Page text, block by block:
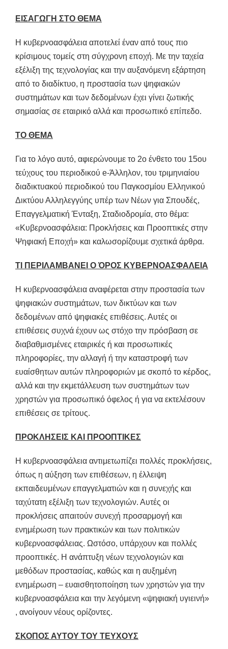
ΕΙΣΑΓΩΓΗ ΣΤΟ ΘΕΜΑ
Η κυβερνοασφάλεια αποτελεί έναν από τους πιο
κρίσιμους τομείς στη σύγχρονη εποχή. Με την ταχεία
εξέλιξη της τεχνολογίας και την αυξανόμενη εξάρτηση
από το διαδίκτυο, η προστασία των ψηφιακών
συστημάτων και των δεδομένων έχει γίνει ζωτικής
σημασίας σε εταιρικό αλλά και προσωπικό επίπεδο.
ΤΟ ΘΕΜΑ
Για το λόγο αυτό, αφιερώνουμε το 2ο ένθετο του 15ου
τεύχους του περιοδικού e-Άλληλον, του τριμηνιαίου
διαδικτυακού περιοδικού του Παγκοσμίου Ελληνικού
Δικτύου Αλληλεγγύης υπέρ των Νέων για Σπουδές,
Επαγγελματική Ένταξη, Σταδιοδρομία, στο θέμα:
«Κυβερνοασφάλεια: Προκλήσεις και Προοπτικές στην
Ψηφιακή Εποχή» και καλωσορίζουμε σχετικά άρθρα.
ΤΙ ΠΕΡΙΛΑΜΒΑΝΕΙ Ο ΌΡΟΣ ΚΥΒΕΡΝΟΑΣΦΑΛΕΙΑ
Η κυβερνοασφάλεια αναφέρεται στην προστασία των
ψηφιακών συστημάτων, των δικτύων και των
δεδομένων από ψηφιακές επιθέσεις. Αυτές οι
επιθέσεις συχνά έχουν ως στόχο την πρόσβαση σε
διαβαθμισμένες εταιρικές ή και προσωπικές
πληροφορίες, την αλλαγή ή την καταστροφή των
ευαίσθητων αυτών πληροφοριών με σκοπό το κέρδος,
αλλά και την εκμετάλλευση των συστημάτων των
χρηστών για προσωπικό όφελος ή για να εκτελέσουν
επιθέσεις σε τρίτους.
ΠΡΟΚΛΗΣΕΙΣ ΚΑΙ ΠΡΟΟΠΤΙΚΕΣ
Η κυβερνοασφάλεια αντιμετωπίζει πολλές προκλήσεις,
όπως η αύξηση των επιθέσεων, η έλλειψη
εκπαιδευμένων επαγγελματιών και η συνεχής και
ταχύτατη εξέλιξη των τεχνολογιών. Αυτές οι
προκλήσεις απαιτούν συνεχή προσαρμογή και
ενημέρωση των πρακτικών και των πολιτικών
κυβερνοασφάλειας. Ωστόσο, υπάρχουν και πολλές
προοπτικές. Η ανάπτυξη νέων τεχνολογιών και
μεθόδων προστασίας, καθώς και η αυξημένη
ενημέρωση – ευαισθητοποίηση των χρηστών για την
κυβερνοασφάλεια και την λεγόμενη «ψηφιακή υγιεινή»
, ανοίγουν νέους ορίζοντες.
ΣΚΟΠΟΣ ΑΥΤΟΥ ΤΟΥ ΤΕΥΧΟΥΣ